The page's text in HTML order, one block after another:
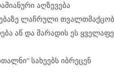
აღზევება
ლაჩრული
აწ და მარადის ეს
სახეებს იბრეცენ